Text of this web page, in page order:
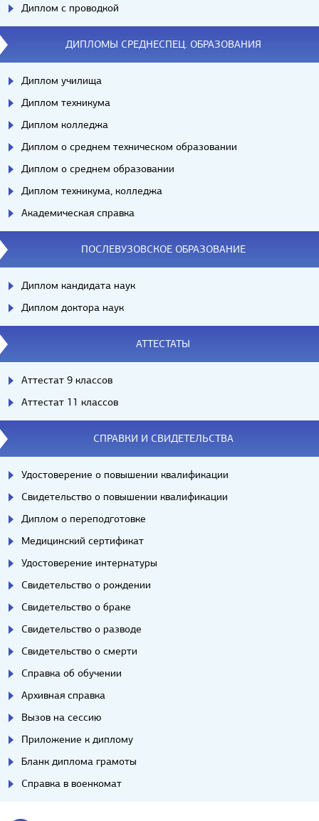
Диплом с проводкой
ДИПЛОМЫ СРЕДНЕСПЕЦ. ОБРАЗОВАНИЯ
Диплом училища
Диплом техникума
Диплом колледжа
Диплом о среднем техническом образовании
Диплом о среднем образовании
Диплом техникума, колледжа
Академическая справка
ПОСЛЕВУЗОВСКОЕ ОБРАЗОВАНИЕ
Диплом кандидата наук
Диплом доктора наук
АТТЕСТАТЫ
Аттестат 9 классов
Аттестат 11 классов
СПРАВКИ И СВИДЕТЕЛЬСТВА
Удостоверение о повышении квалификации
Свидетельство о повышении квалификации
Диплом о переподготовке
Медицинский сертификат
Удостоверение интернатуры
Свидетельство о рождении
Свидетельство о браке
Свидетельство о разводе
Свидетельство о смерти
Справка об обучении
Архивная справка
Вызов на сессию
Приложение к диплому
Бланк диплома грамоты
Справка в военкомат